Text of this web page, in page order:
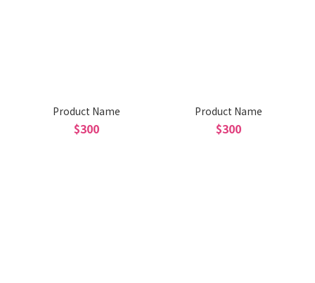
Product Name
$300
Product Name
$300